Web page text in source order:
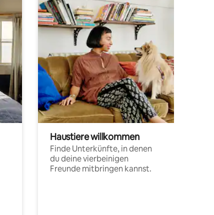
Haustiere willkommen
Finde Unterkünfte, in denen
du deine vierbeinigen
Freunde mitbringen kannst.